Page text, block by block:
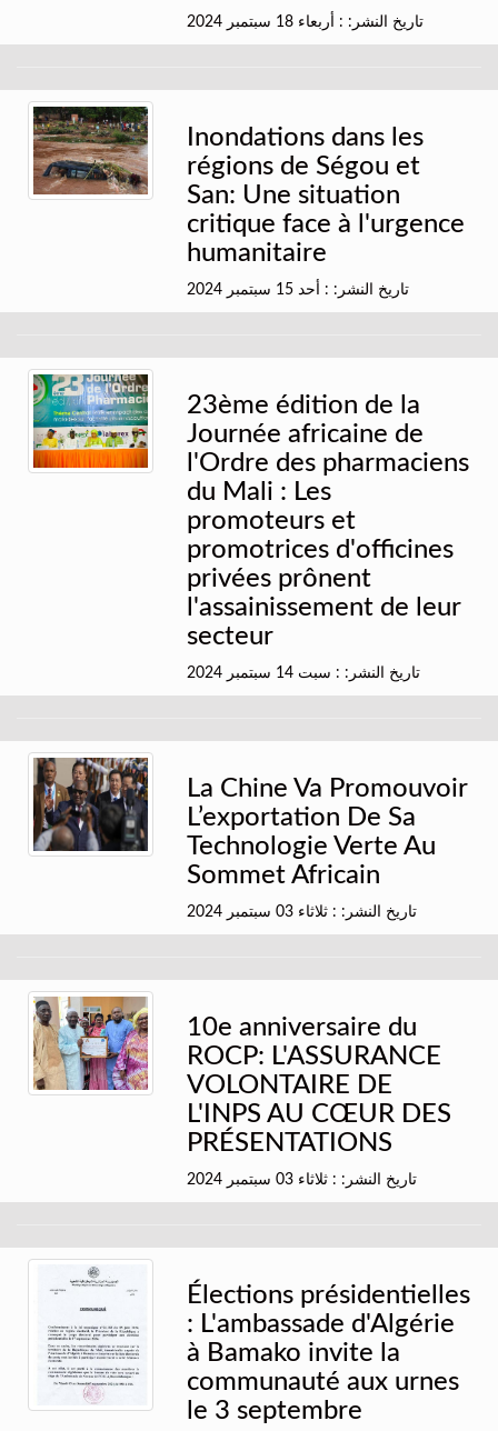
تاريخ النشر: : أربعاء 18 سبتمبر 2024
Inondations dans les
régions de Ségou et
San: Une situation
critique face à l'urgence
humanitaire
تاريخ النشر: : أحد 15 سبتمبر 2024
23ème édition de la
Journée africaine de
l'Ordre des pharmaciens
du Mali : Les
promoteurs et
promotrices d'officines
privées prônent
l'assainissement de leur
secteur
تاريخ النشر: : سبت 14 سبتمبر 2024
La Chine Va Promouvoir
L’exportation De Sa
Technologie Verte Au
Sommet Africain
تاريخ النشر: : ثلاثاء 03 سبتمبر 2024
10e anniversaire du
ROCP: L'ASSURANCE
VOLONTAIRE DE
L'INPS AU CŒUR DES
PRÉSENTATIONS
تاريخ النشر: : ثلاثاء 03 سبتمبر 2024
Élections présidentielles
: L'ambassade d'Algérie
à Bamako invite la
communauté aux urnes
le 3 septembre